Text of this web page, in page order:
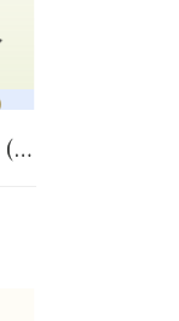
Как вы думаете, что это такое? (3 фото)..